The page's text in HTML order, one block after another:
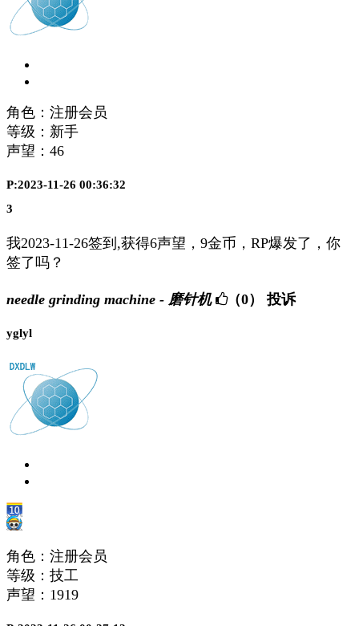
角色：注册会员
等级：新手
声望： 46
P:2023-11-26 00:36:32
3
我2023-11-26签到,获得6声望，9金币，RP爆发了，你
签了吗？
needle grinding machine - 磨针机 （0） 投诉
yglyl
角色：注册会员
等级：技工
声望： 1919